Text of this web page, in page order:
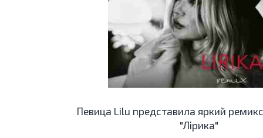
Певица Lilu представила яркий
"Лірика"